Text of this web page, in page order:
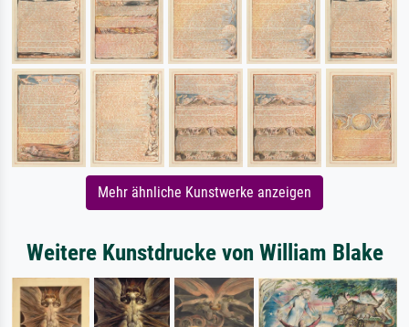
Mehr ähnliche Kunstwerke anzeigen
Weitere Kunstdrucke von William Blake